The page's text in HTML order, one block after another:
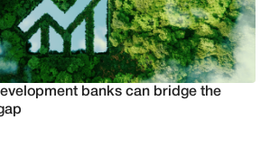
banks can bridge the